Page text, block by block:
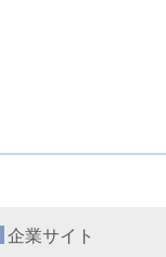
企業サイト